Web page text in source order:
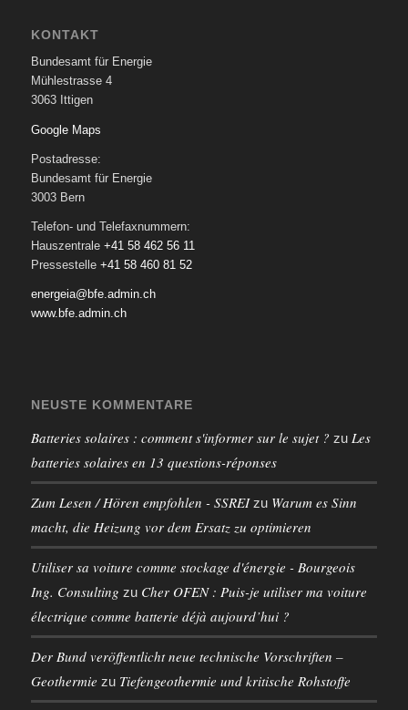
KONTAKT
Bundesamt für Energie
Mühlestrasse 4
3063 Ittigen
Google Maps
Postadresse:
Bundesamt für Energie
3003 Bern
Telefon- und Telefaxnummern:
Hauszentrale +41 58 462 56 11
Pressestelle +41 58 460 81 52
energeia@bfe.admin.ch
www.bfe.admin.ch
NEUSTE KOMMENTARE
Batteries solaires : comment s'informer sur le sujet ? zu Les
batteries solaires en 13 questions-réponses
Zum Lesen / Hören empfohlen - SSREIzu Warum es Sinn
macht, die Heizung vor dem Ersatz zu optimieren
Utiliser sa voiture comme stockage d'énergie - Bourgeois
Ing. Consulting zu Cher OFEN : Puis-je utiliser ma voiture
électrique comme batterie déjà aujourd’hui ?
Der Bund veröffentlicht neue technische Vorschriften –
Geothermie zu Tiefengeothermie und kritische Rohstoffe